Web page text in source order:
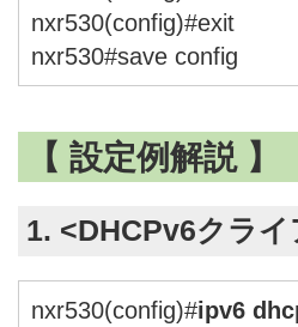
nxr530(config)#exit
nxr530#save config
【 設定例解説 】
1. <DHCPv6クラ
nxr530(config)#ipv6